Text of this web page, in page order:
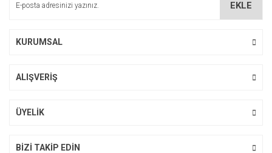
EKLE
KURUMSAL
ALIŞVERİŞ
ÜYELİK
BİZİ TAKİP EDİN